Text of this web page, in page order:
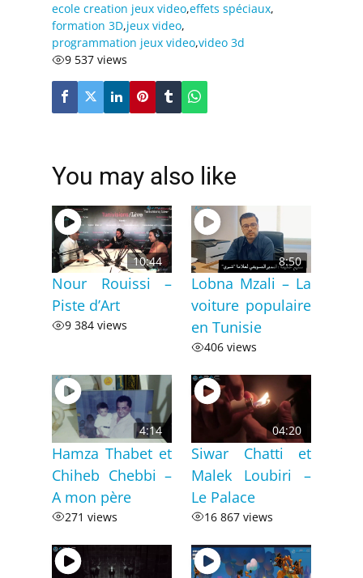
ecole creation jeux video,effets spéciaux,
formation 3D,jeux video,
programmation jeux video,video 3d
9 537 views
You may also like
10:44
Nour Rouissi –
Piste d’Art
9 384 views
8:50
Lobna Mzali – La
voiture populaire
en Tunisie
406 views
4:14
Hamza Thabet et
Chiheb Chebbi –
A mon père
271 views
04:20
Siwar Chatti et
Malek Loubiri –
Le Palace
16 867 views